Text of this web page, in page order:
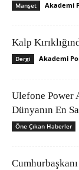
Manşet Akademi
Kalp
Dergi Akademi
Ulefone Power
Dünyanın En
Öne Çıkan Haberler